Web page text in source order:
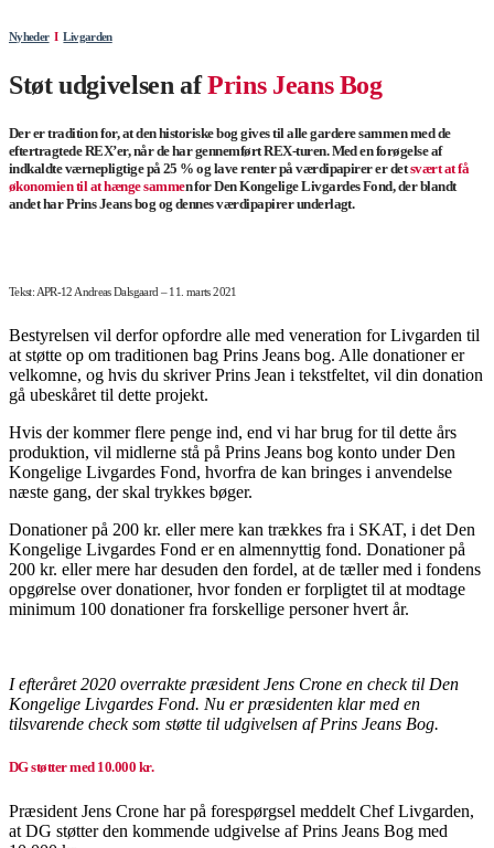
NyhederΙLivgarden
Støt udgivelsen afPrins Jeans Bog
Der er tradition for, at den historiske bog gives til alle gardere sammen med de
eftertragtede REX’er, når de har gennemført REX-turen. Med en forøgelse af
indkaldte værnepligtige på 25 % og lave renter på værdipapirer er detsvært at få
økonomien til at hænge sammen for Den Kongelige Livgardes Fond, der blandt
andet har Prins Jeans bog og dennes værdipapirer underlagt.
Tekst: APR-12 Andreas Dalsgaard – 11. marts 2021
Bestyrelsen vil derfor opfordre alle med veneration for Livgarden til
at støtte op om traditionen bag Prins Jeans bog. Alle donationer er
velkomne, og hvis du skriver Prins Jean i tekstfeltet, vil din donation
gå ubeskåret til dette projekt.
Hvis der kommer flere penge ind, end vi har brug for til dette års
produktion, vil midlerne stå på Prins Jeans bog konto under Den
Kongelige Livgardes Fond, hvorfra de kan bringes i anvendelse
næste gang, der skal trykkes bøger.
Donationer på 200 kr. eller mere kan trækkes fra i SKAT, i det Den
Kongelige Livgardes Fond er en almennyttig fond. Donationer på
200 kr. eller mere har desuden den fordel, at de tæller med i fondens
opgørelse over donationer, hvor fonden er forpligtet til at modtage
minimum 100 donationer fra forskellige personer hvert år.
I efteråret 2020 overrakte præsident Jens Crone en check til Den
Kongelige Livgardes Fond. Nu er præsidenten klar med en
tilsvarende check som støtte til udgivelsen af Prins Jeans Bog.
DG støtter med 10.000 kr.
Præsident Jens Crone har på forespørgsel meddelt Chef Livgarden,
at DG støtter den kommende udgivelse af Prins Jeans Bog med